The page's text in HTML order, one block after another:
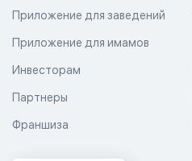
Приложение для заведений
Приложение для имамов
Инвесторам
Партнеры
Франшиза